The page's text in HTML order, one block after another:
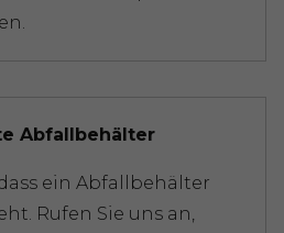
Abfallbehälter
ein Abfallbehälter
Rufen Sie uns an,